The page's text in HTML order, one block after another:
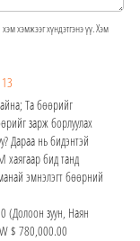
хэмжээг хүндэтгэнэ үү. Хэм
Та бөөрийг
зарж борлуулах
Дараа нь бидэнтэй
хаягаар бид танд
эмнэлэгт бөөрний
(Долоон зуун, Наян
$ 780,000.00